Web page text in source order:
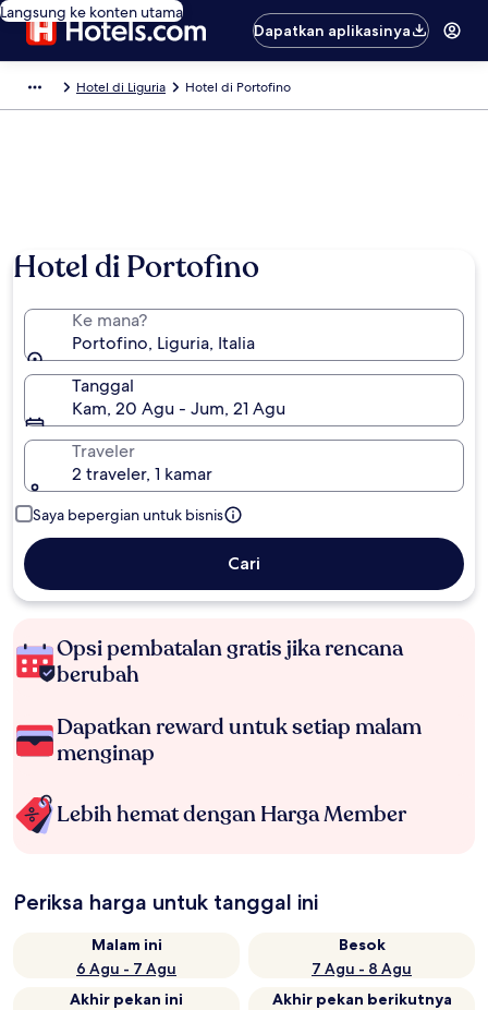
Langsung ke konten utama
Dapatkan aplikasinya
Hotel di Liguria Hotel di Portofino
Hotel di Portofino
Ke mana?
Portofino, Liguria, Italia
Tanggal
Kam, 20 Agu - Jum, 21 Agu
Traveler
2 traveler, 1 kamar
Saya bepergian untuk bisnis
Cari
Opsi pembatalan gratis jika rencana
berubah
Dapatkan reward untuk setiap malam
menginap
Lebih hemat dengan Harga Member
Periksa harga untuk tanggal ini
Malam ini
6 Agu - 7 Agu
Besok
7 Agu - 8 Agu
Akhir pekan ini
Akhir pekan berikutnya